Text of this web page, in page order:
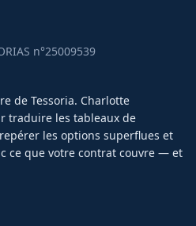
n°25009539
de Tessoria. Charlotte
traduire les tableaux de
les options superflues et
ce que votre contrat couvre — et